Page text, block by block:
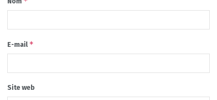
E-mail*
Site web